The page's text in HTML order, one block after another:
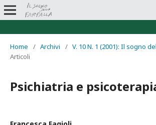
Home / Archivi / V. 10 N. 1 (2001): Il sogno
Articoli
Psichiatria e